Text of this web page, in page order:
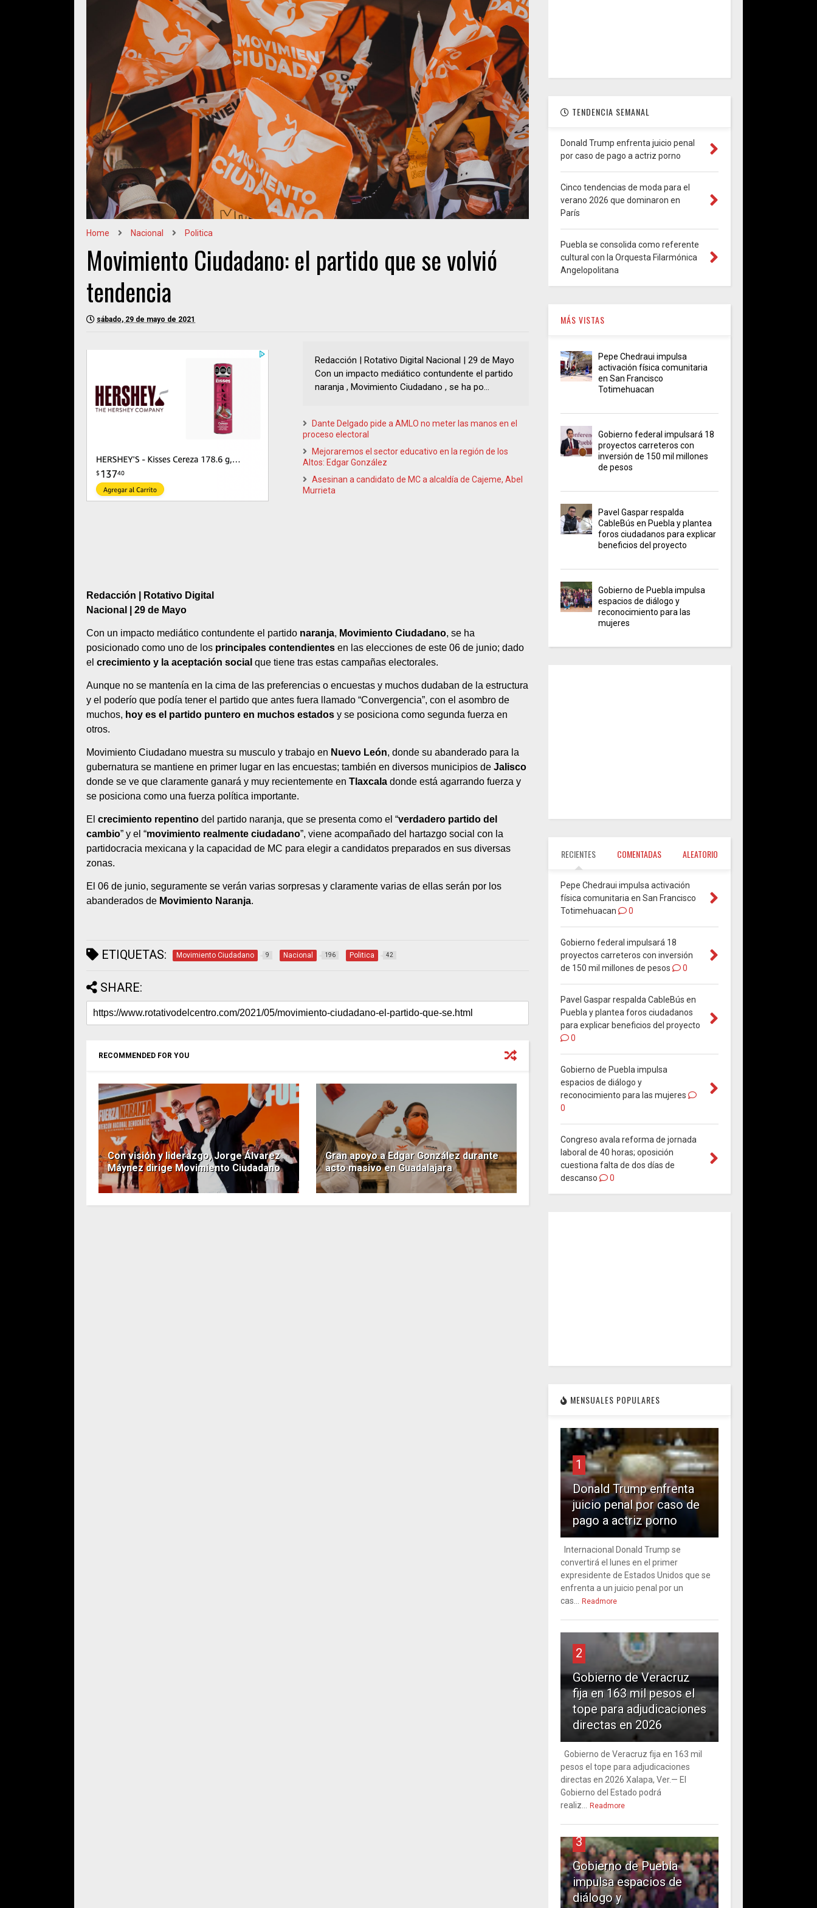
Home Nacional Politica
Movimiento Ciudadano: el partido que se volvió
tendencia
sábado, 29 de mayo de 2021
Redacción | Rotativo Digital Nacional | 29 de Mayo
Con un impacto mediático contundente el partido
naranja , Movimiento Ciudadano , se ha po...
Dante Delgado pide a AMLO no meter las manos en el
proceso electoral
Mejoraremos el sector educativo en la región de los
Altos: Edgar González
Asesinan a candidato de MC a alcaldía de Cajeme, Abel
Murrieta
Redacción | Rotativo Digital
Nacional | 29 de Mayo
Con un impacto mediático contundente el partido naranja, Movimiento Ciudadano, se ha
posicionado como uno de los principales contendientes en las elecciones de este 06 de junio; dado
el crecimiento y la aceptación social que tiene tras estas campañas electorales.
Aunque no se mantenía en la cima de las preferencias o encuestas y muchos dudaban de la estructura
y el poderío que podía tener el partido que antes fuera llamado “Convergencia”, con el asombro de
muchos, hoy es el partido puntero en muchos estados y se posiciona como segunda fuerza en
otros.
Movimiento Ciudadano muestra su musculo y trabajo en Nuevo León, donde su abanderado para la
gubernatura se mantiene en primer lugar en las encuestas; también en diversos municipios de Jalisco
donde se ve que claramente ganará y muy recientemente en Tlaxcala donde está agarrando fuerza y
se posiciona como una fuerza política importante.
El crecimiento repentino del partido naranja, que se presenta como el “verdadero partido del
cambio” y el “movimiento realmente ciudadano”, viene acompañado del hartazgo social con la
partidocracia mexicana y la capacidad de MC para elegir a candidatos preparados en sus diversas
zonas.
El 06 de junio, seguramente se verán varias sorpresas y claramente varias de ellas serán por los
abanderados de Movimiento Naranja.
ETIQUETAS: Movimiento Ciudadano 9 Nacional 196 Politica 42
SHARE:
RECOMMENDED FOR YOU
Con visión y liderazgo, Jorge Álvarez
Máynez dirige Movimiento Ciudadano
Gran apoyo a Edgar González durante
acto masivo en Guadalajara
TENDENCIA SEMANAL
Donald Trump enfrenta juicio penal
por caso de pago a actriz porno
Cinco tendencias de moda para el
verano 2026 que dominaron en
París
Puebla se consolida como referente
cultural con la Orquesta Filarmónica
Angelopolitana
MÁS VISTAS
Pepe Chedraui impulsa
activación física comunitaria
en San Francisco
Totimehuacan
Gobierno federal impulsará 18
proyectos carreteros con
inversión de 150 mil millones
de pesos
Pavel Gaspar respalda
CableBús en Puebla y plantea
foros ciudadanos para explicar
beneficios del proyecto
Gobierno de Puebla impulsa
espacios de diálogo y
reconocimiento para las
mujeres
RECIENTES COMENTADAS ALEATORIO
Pepe Chedraui impulsa activación
física comunitaria en San Francisco
Totimehuacan
0
Gobierno federal impulsará 18
proyectos carreteros con inversión
de 150 mil millones de pesos
0
Pavel Gaspar respalda CableBús en
Puebla y plantea foros ciudadanos
para explicar beneficios del proyecto
0
Gobierno de Puebla impulsa
espacios de diálogo y
reconocimiento para las mujeres
0
Congreso avala reforma de jornada
laboral de 40 horas; oposición
cuestiona falta de dos días de
descanso
0
MENSUALES POPULARES
1
Donald Trump enfrenta
juicio penal por caso de
pago a actriz porno
Internacional Donald Trump se
convertirá el lunes en el primer
expresidente de Estados Unidos que se
enfrenta a un juicio penal por un
cas...
Readmore
2
Gobierno de Veracruz
fija en 163 mil pesos el
tope para adjudicaciones
directas en 2026
Gobierno de Veracruz fija en 163 mil
pesos el tope para adjudicaciones
directas en 2026 Xalapa, Ver.— El
Gobierno del Estado podrá
realiz...
Readmore
3
Gobierno de Puebla
impulsa espacios de
diálogo y